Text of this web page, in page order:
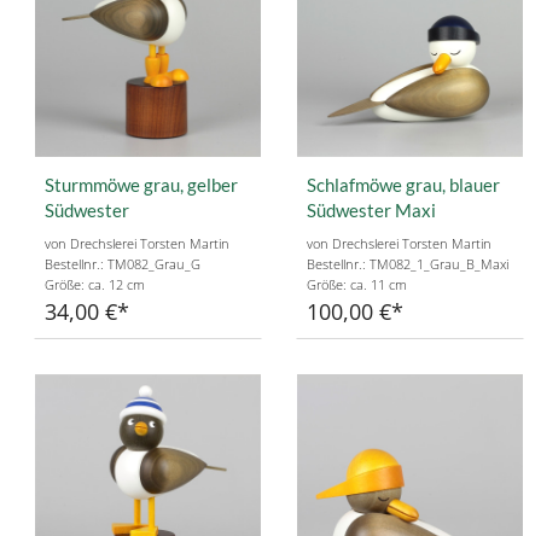
Sturmmöwe grau, gelber
Südwester
von Drechslerei Torsten Martin
Bestellnr.: TM082_Grau_G
Größe: ca. 12 cm
34,00 €
Schlafmöwe grau, blauer
Südwester Maxi
von Drechslerei Torsten Martin
Bestellnr.: TM082_1_Grau_B_Maxi
Größe: ca. 11 cm
100,00 €